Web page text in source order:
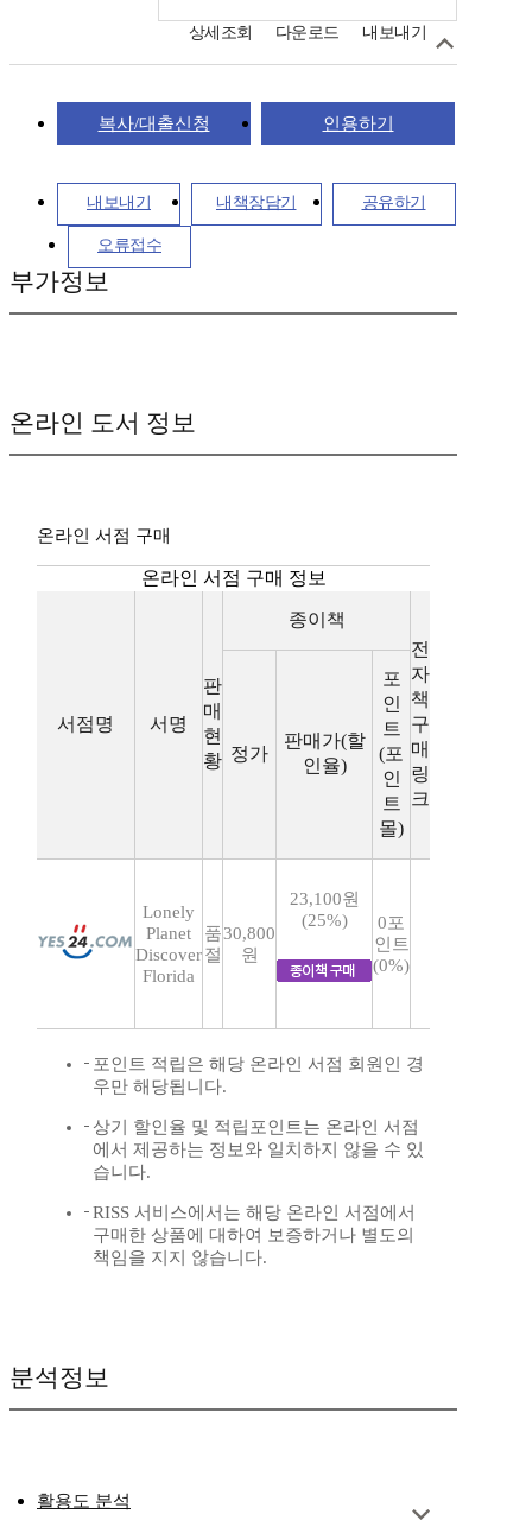
상세조회 다운로드 내보내기
복사/대출신청 인용하기
내보내기 내책장담기 공유하기
오류접수
부가정보
온라인 도서 정보
온라인 서점 구매
온라인 서점 구매 정보
서점명 서명
판
매
현
황
종이책
전
자
책
구
매
링
크
정가
판매가(할
인율)
포
인
트
(포
인
트
몰)
Lonely
Planet
Discover
Florida
품
절
30,800
원
23,100원
(25%)
0포
인트
(0%)
포인트 적립은 해당 온라인 서점 회원인 경
우만 해당됩니다.
상기 할인율 및 적립포인트는 온라인 서점
에서 제공하는 정보와 일치하지 않을 수 있
습니다.
RISS 서비스에서는 해당 온라인 서점에서
구매한 상품에 대하여 보증하거나 별도의
책임을 지지 않습니다.
분석정보
활용도 분석